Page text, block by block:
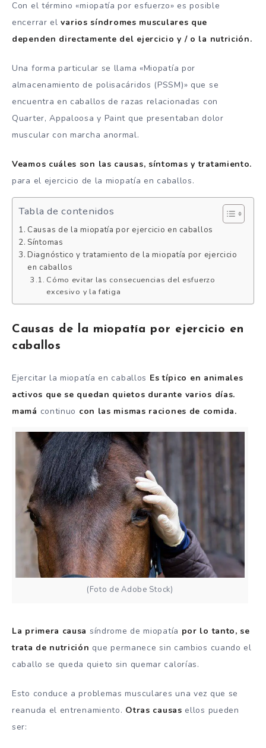
Con el término «miopatía por esfuerzo» es posible
encerrar elvarios síndromes musculares que
dependen directamente del ejercicio y / o la nutrición.
Una forma particular se llama «Miopatía por
almacenamiento de polisacáridos (PSSM)» que se
encuentra en caballos de razas relacionadas con
Quarter, Appaloosa y Paint que presentaban dolor
muscular con marcha anormal.
Veamos cuáles son las causas, síntomas y tratamiento.
para el ejercicio de la miopatía en caballos.
Tabla de contenidos
Causas de la miopatía por ejercicio en caballos
Síntomas
Diagnóstico y tratamiento de la miopatía por ejercicio
en caballos
Cómo evitar las consecuencias del esfuerzo
excesivo y la fatiga
Causas de la miopatía por ejercicio en
caballos
Ejercitar la miopatía en caballos Es típico en animales
activos que se quedan quietos durante varios días.
mamá continuo con las mismas raciones de comida.
(Foto de Adobe Stock)
La primera causa síndrome de miopatía por lo tanto, se
trata de nutrición que permanece sin cambios cuando el
caballo se queda quieto sin quemar calorías.
Esto conduce a problemas musculares una vez que se
reanuda el entrenamiento. Otras causas ellos pueden
ser: